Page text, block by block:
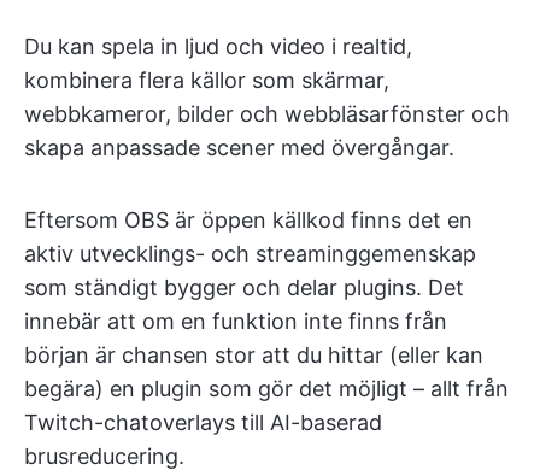
Du kan spela in ljud och video i realtid,
kombinera flera källor som skärmar,
webbkameror, bilder och webbläsarfönster och
skapa anpassade scener med övergångar.
Eftersom OBS är öppen källkod finns det en
aktiv utvecklings- och streaminggemenskap
som ständigt bygger och delar plugins. Det
innebär att om en funktion inte finns från
början är chansen stor att du hittar (eller kan
begära) en plugin som gör det möjligt – allt från
Twitch-chatoverlays till AI-baserad
brusreducering.